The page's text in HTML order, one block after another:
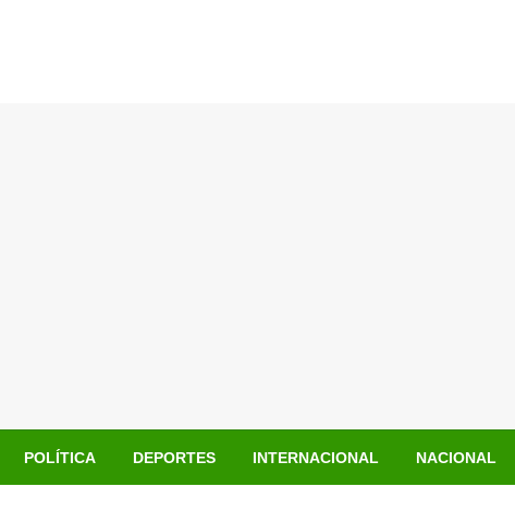
POLÍTICA DEPORTES INTERNACIONAL NACIONAL